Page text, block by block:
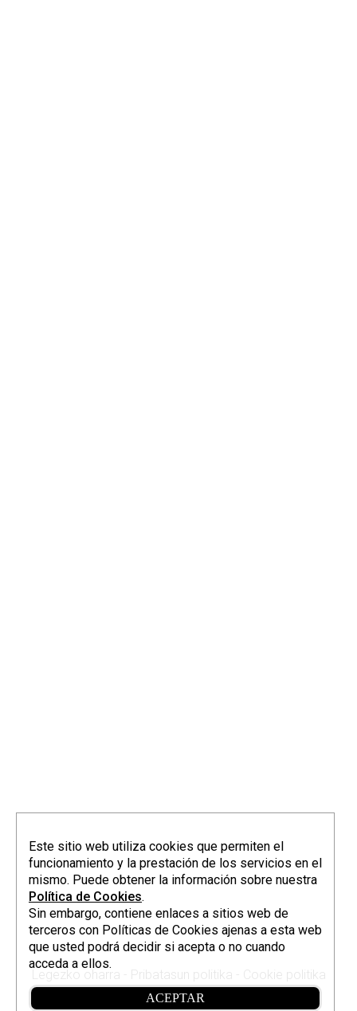
Legezko oharra Pribatasun politika Cookie politika
Elorriaga Zubiagirre. © 2026
Este sitio web utiliza cookies que permiten el
funcionamiento y la prestación de los servicios en el
mismo. Puede obtener la información sobre nuestra
Política de Cookies.
Sin embargo, contiene enlaces a sitios web de
terceros con Políticas de Cookies ajenas a esta web
que usted podrá decidir si acepta o no cuando
acceda a ellos.
ACEPTAR